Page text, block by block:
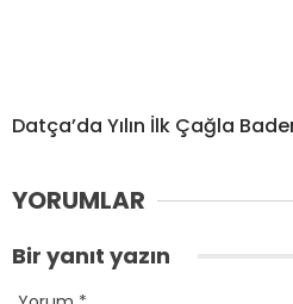
Datça’da Yılın İlk Çağla
YORUMLAR
Bir yanıt yazın